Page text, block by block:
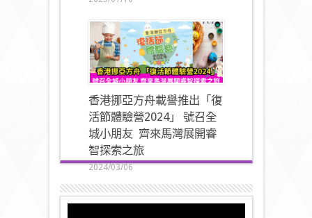
香港挪亞方舟載譽推出「復
活節體驗營2024」 號召全
城小朋友 齊來馬灣展開睿
智探索之旅
2024/03/06